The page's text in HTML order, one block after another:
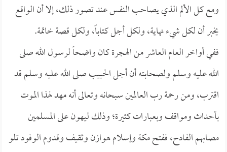
ومع كل الألم الذي يصاحب النفس عند تصور ذلك، إلا أن الواقع
يخبر أن لكل شيء نهاية، ولكل أجل كتاباً، ولكل قصة خاتمة.
ففي أواخر العام العاشر من الهجرة كان واضحاً لرسول الله صلى
الله عليه وسلم ولصحابته أن أجل الحبيب صلى الله عليه وسلم قد
اقترب، ومن رحمة رب العالمين سبحانه وتعالى أنه مهد لهذا الموت
بأحداث ومواقف وبعبارات كثيرة؛ وذلك ليهون على المسلمين
مصابهم الفادح، ففتح مكة وإسلام هوازن وثقيف وقدوم الوفود تلو